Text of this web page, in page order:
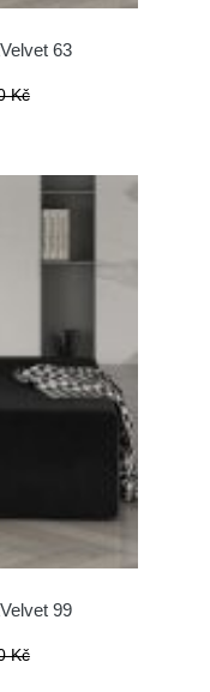
63
Kč
99
Kč